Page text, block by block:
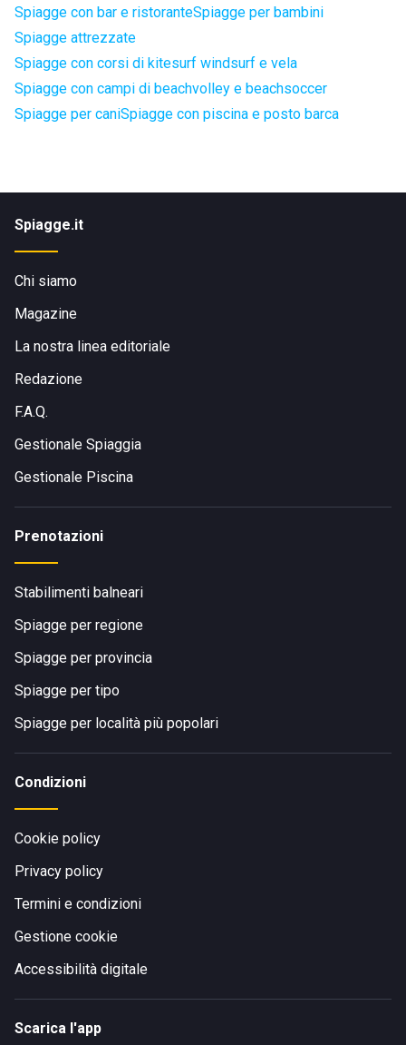
Spiagge con bar e ristoranteSpiagge per bambini
Spiagge attrezzate
Spiagge con corsi di kitesurf windsurf e vela
Spiagge con campi di beachvolley e beachsoccer
Spiagge per caniSpiagge con piscina e posto barca
Spiagge.it
Chi siamo
Magazine
La nostra linea editoriale
Redazione
F.A.Q.
Gestionale Spiaggia
Gestionale Piscina
Prenotazioni
Stabilimenti balneari
Spiagge per regione
Spiagge per provincia
Spiagge per tipo
Spiagge per località più popolari
Condizioni
Cookie policy
Privacy policy
Termini e condizioni
Gestione cookie
Accessibilità digitale
Scarica l'app